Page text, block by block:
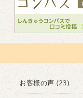
お客様の声 (23)